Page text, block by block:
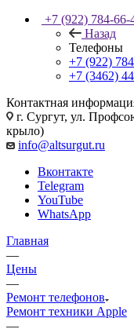
+7 (922) 784-66-
Назад
Телефоны
+7 (922)
+7 (3462)
Контактная
г. Сургут, ул.
крыло)
info@altsurgut.ru
Вконтакте
Telegram
YouTube
WhatsApp
Главная
—
Цены
—
Ремонт телефонов
Ремонт техники Apple
—